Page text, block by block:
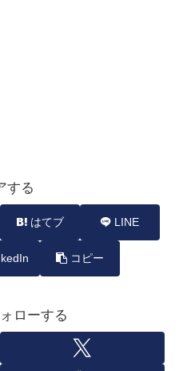
する
はてブ LINE
コピー
ローする